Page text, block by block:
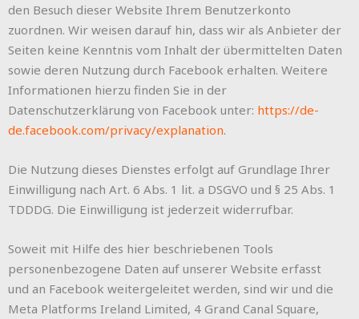
den Besuch dieser Website Ihrem Benutzerkonto
zuordnen. Wir weisen darauf hin, dass wir als Anbieter der
Seiten keine Kenntnis vom Inhalt der übermittelten Daten
sowie deren Nutzung durch Facebook erhalten. Weitere
Informationen hierzu finden Sie in der
Datenschutzerklärung von Facebook unter: https://de-
de.facebook.com/privacy/explanation.
Die Nutzung dieses Dienstes erfolgt auf Grundlage Ihrer
Einwilligung nach Art. 6 Abs. 1 lit. a DSGVO und § 25 Abs. 1
TDDDG. Die Einwilligung ist jederzeit widerrufbar.
Soweit mit Hilfe des hier beschriebenen Tools
personenbezogene Daten auf unserer Website erfasst
und an Facebook weitergeleitet werden, sind wir und die
Meta Platforms Ireland Limited, 4 Grand Canal Square,